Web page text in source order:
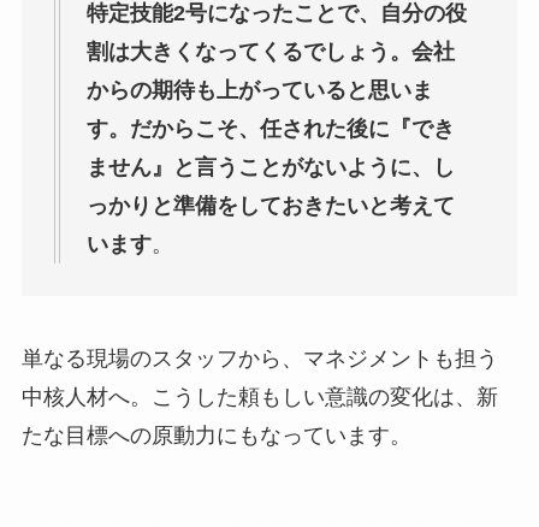
特定技能2号になったことで、自分の役
割は大きくなってくるでしょう。会社
からの期待も上がっていると思いま
す。だからこそ、任された後に『でき
ません』と言うことがないように、し
っかりと準備をしておきたいと考えて
います。
単なる現場のスタッフから、マネジメントも担う
中核人材へ。こうした頼もしい意識の変化は、新
たな目標への原動力にもなっています。